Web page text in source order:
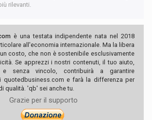
rilevanti.
è una testata indipendente nata nel 2018
all'economia internazionale. Ma la libera
costo, che non è sostenibile esclusivamente
Se apprezzi i nostri contenuti, il tuo aiuto,
senza vincolo, contribuirà a garantire
quotedbusiness.com e farà la differenza per
qualità. 'qb' sei anche tu.
Grazie per il supporto